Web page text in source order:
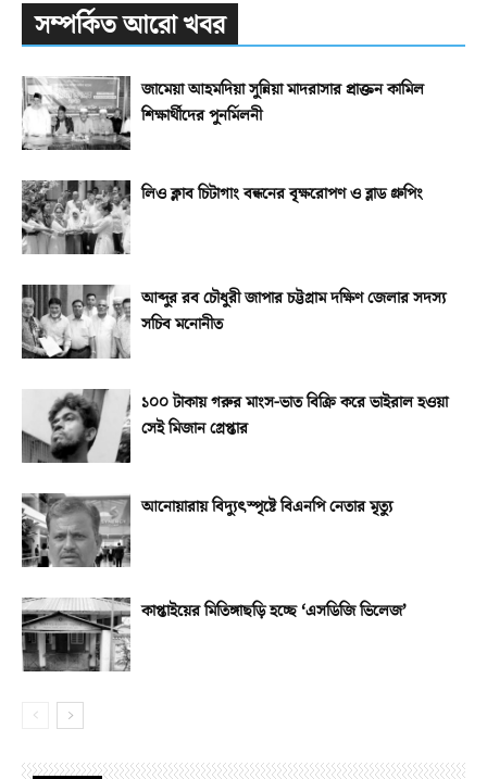
সম্পর্কিত আরো খবর
জামেয়া আহমদিয়া সুন্নিয়া মাদরাসার প্রাক্তন কামিল
শিক্ষার্থীদের পুনর্মিলনী
লিও ক্লাব চিটাগাং বন্ধনের বৃক্ষরোপণ ও ব্লাড গ্রুপিং
আব্দুর রব চৌধুরী জাপার চট্টগ্রাম দক্ষিণ জেলার সদস্য
সচিব মনোনীত
১০০ টাকায় গরুর মাংস-ভাত বিক্রি করে ভাইরাল হওয়া
সেই মিজান গ্রেপ্তার
আনোয়ারায় বিদ্যুৎস্পৃষ্টে বিএনপি নেতার মৃত্যু
কাপ্তাইয়ের মিতিঙ্গাছড়ি হচ্ছে ‘এসডিজি ভিলেজ’